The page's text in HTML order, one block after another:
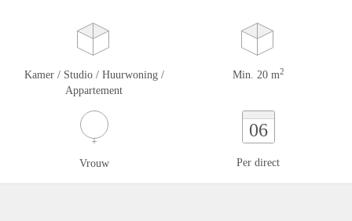
Kamer / Studio / Huurwoning /
Appartement
Min. 20 m2
Vrouw
06
Per direct